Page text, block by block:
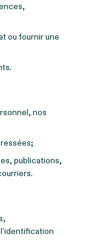
ou fournir une
nos
publications,